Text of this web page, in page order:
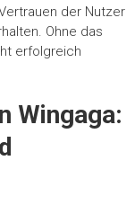
der Nutzer
Ohne das
erfolgreich
Wingaga: